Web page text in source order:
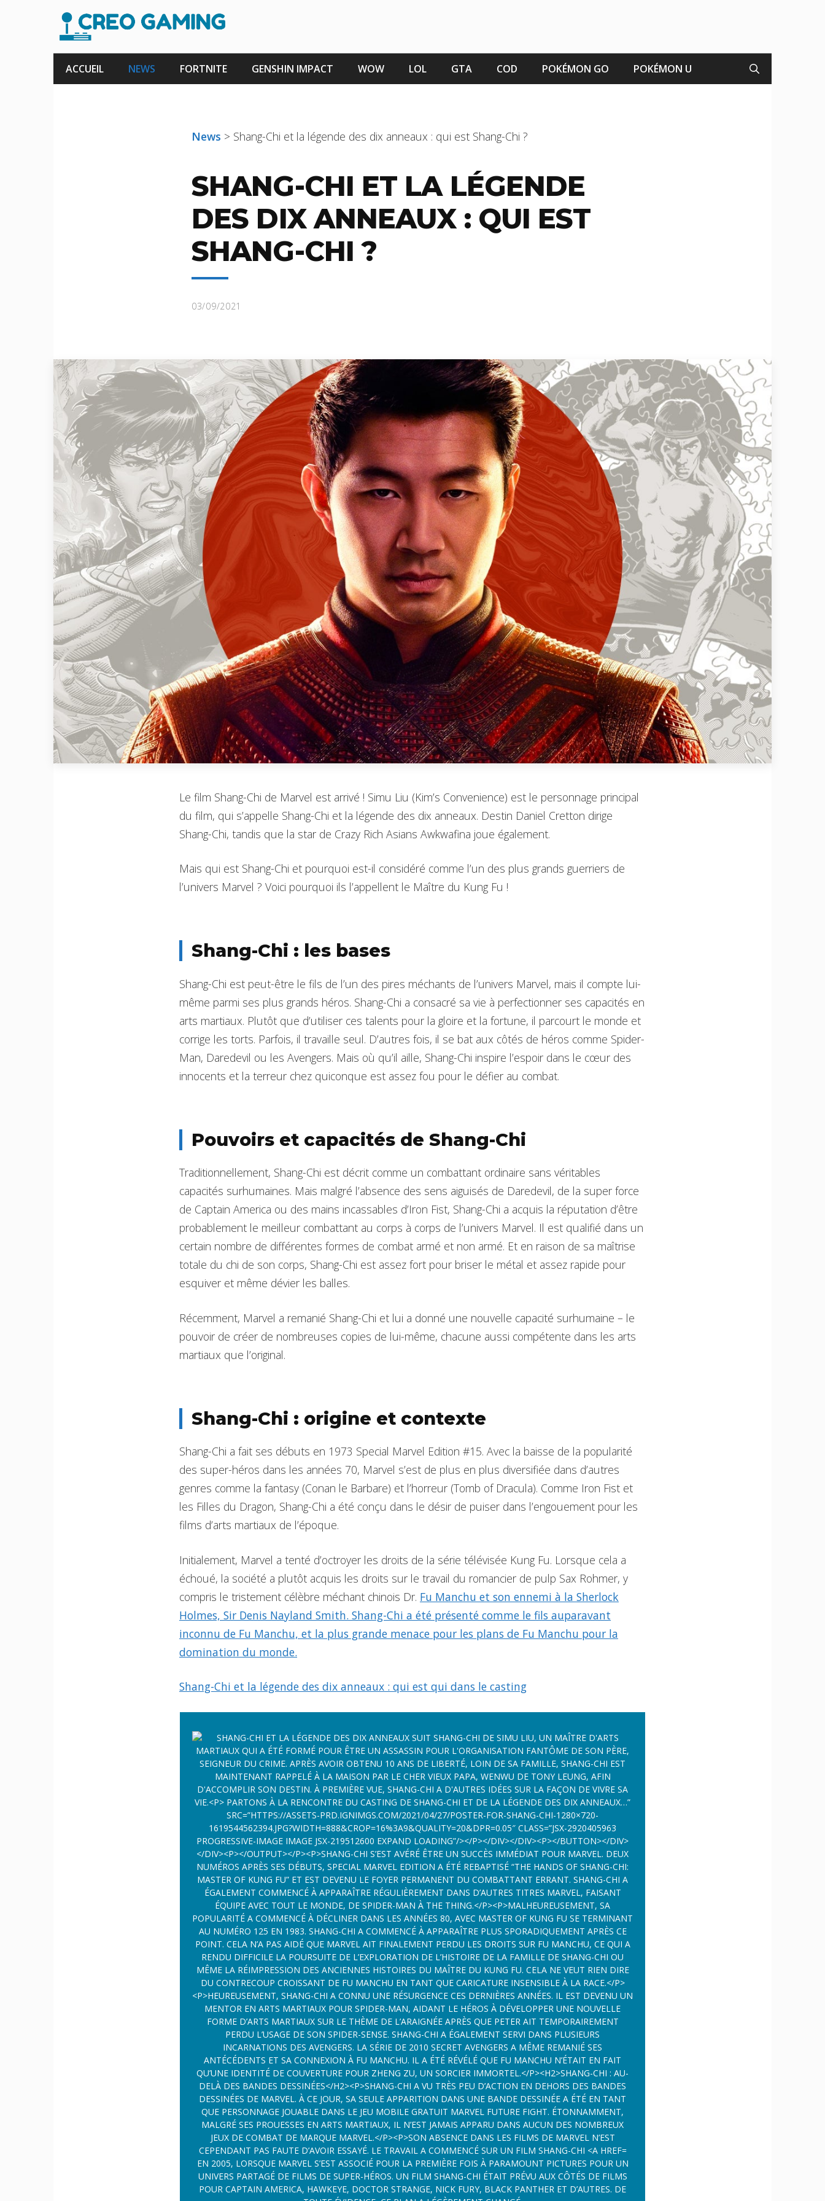
contenu
ACCUEIL NEWS FORTNITE GENSHIN IMPACT WOW LOL GTA COD POKÉMON GO POKÉMON U
News > Shang-Chi et la légende des dix anneaux : qui est Shang-Chi ?
SHANG-CHI ET LA LÉGENDE
DES DIX ANNEAUX : QUI EST
SHANG-CHI ?
03/09/2021
Le film Shang-Chi de Marvel est arrivé ! Simu Liu (Kim’s Convenience) est le personnage principal
du film, qui s’appelle Shang-Chi et la légende des dix anneaux. Destin Daniel Cretton dirige
Shang-Chi, tandis que la star de Crazy Rich Asians Awkwafina joue également.
Mais qui est Shang-Chi et pourquoi est-il considéré comme l’un des plus grands guerriers de
l’univers Marvel ? Voici pourquoi ils l’appellent le Maître du Kung Fu !
Shang-Chi : les bases
Shang-Chi est peut-être le fils de l’un des pires méchants de l’univers Marvel, mais il compte lui-
même parmi ses plus grands héros. Shang-Chi a consacré sa vie à perfectionner ses capacités en
arts martiaux. Plutôt que d’utiliser ces talents pour la gloire et la fortune, il parcourt le monde et
corrige les torts. Parfois, il travaille seul. D’autres fois, il se bat aux côtés de héros comme Spider-
Man, Daredevil ou les Avengers. Mais où qu’il aille, Shang-Chi inspire l’espoir dans le cœur des
innocents et la terreur chez quiconque est assez fou pour le défier au combat.
Pouvoirs et capacités de Shang-Chi
Traditionnellement, Shang-Chi est décrit comme un combattant ordinaire sans véritables
capacités surhumaines. Mais malgré l’absence des sens aiguisés de Daredevil, de la super force
de Captain America ou des mains incassables d’Iron Fist, Shang-Chi a acquis la réputation d’être
probablement le meilleur combattant au corps à corps de l’univers Marvel. Il est qualifié dans un
certain nombre de différentes formes de combat armé et non armé. Et en raison de sa maîtrise
totale du chi de son corps, Shang-Chi est assez fort pour briser le métal et assez rapide pour
esquiver et même dévier les balles.
Récemment, Marvel a remanié Shang-Chi et lui a donné une nouvelle capacité surhumaine – le
pouvoir de créer de nombreuses copies de lui-même, chacune aussi compétente dans les arts
martiaux que l’original.
Shang-Chi : origine et contexte
Shang-Chi a fait ses débuts en 1973 Special Marvel Edition #15. Avec la baisse de la popularité
des super-héros dans les années 70, Marvel s’est de plus en plus diversifiée dans d’autres
genres comme la fantasy (Conan le Barbare) et l’horreur (Tomb of Dracula). Comme Iron Fist et
les Filles du Dragon, Shang-Chi a été conçu dans le désir de puiser dans l’engouement pour les
films d’arts martiaux de l’époque.
Initialement, Marvel a tenté d’octroyer les droits de la série télévisée Kung Fu. Lorsque cela a
échoué, la société a plutôt acquis les droits sur le travail du romancier de pulp Sax Rohmer, y
compris le tristement célèbre méchant chinois Dr. Fu Manchu et son ennemi à la Sherlock
Holmes, Sir Denis Nayland Smith. Shang-Chi a été présenté comme le fils auparavant
inconnu de Fu Manchu, et la plus grande menace pour les plans de Fu Manchu pour la
domination du monde.
Shang-Chi et la légende des dix anneaux : qui est qui dans le casting
EN 2005, LORSQUE MARVEL S’EST ASSOCIÉ POUR LA PREMIÈRE FOIS À PARAMOUNT PICTURES POUR UN
UNIVERS PARTAGÉ DE FILMS DE SUPER-HÉROS. UN FILM SHANG-CHI ÉTAIT PRÉVU AUX CÔTÉS DE FILMS
POUR CAPTAIN AMERICA, HAWKEYE, DOCTOR STRANGE, NICK FURY, BLACK PANTHER ET D’AUTRES. DE